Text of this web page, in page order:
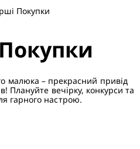
Покупки
малюка – прекрасний привід
Плануйте вечірку, конкурси та
гарного настрою.